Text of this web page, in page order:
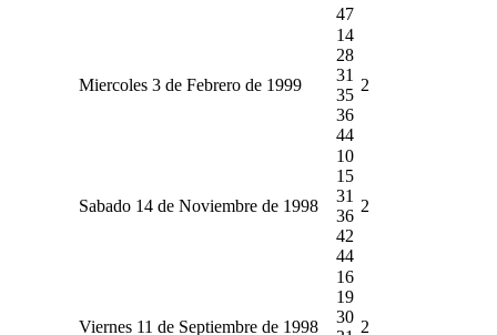
47
Miercoles 3 de Febrero de 1999
14
28
31
35
36
44
2
Sabado 14 de Noviembre de 1998
10
15
31
36
42
44
2
Viernes 11 de Septiembre de 1998
16
19
30
2